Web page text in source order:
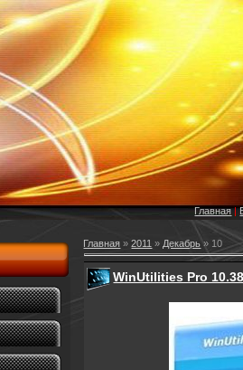
Главная|
Главная »2011 » Декабрь » 10
WinUtilities Pro